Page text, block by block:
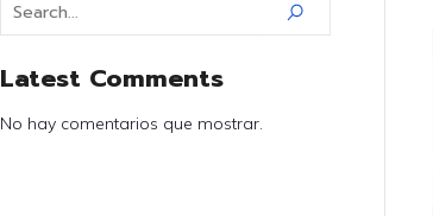
Latest Comments
No hay comentarios que mostrar.